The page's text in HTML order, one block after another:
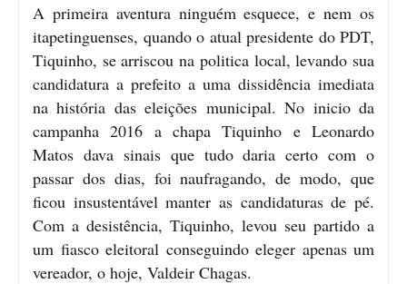
A primeira aventura ninguém esquece, e nem os
itapetinguenses, quando o atual presidente do PDT,
Tiquinho, se arriscou na politica local, levando sua
candidatura a prefeito a uma dissidência imediata
na história das eleições municipal. No inicio da
campanha 2016 a chapa Tiquinho e Leonardo
Matos dava sinais que tudo daria certo com o
passar dos dias, foi naufragando, de modo, que
ficou insustentável manter as candidaturas de pé.
Com a desistência, Tiquinho, levou seu partido a
um fiasco eleitoral conseguindo eleger apenas um
vereador, o hoje, Valdeir Chagas.